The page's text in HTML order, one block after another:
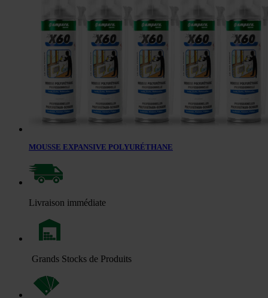
MOUSSE EXPANSIVE POLYURÉTHANE
Livraison immédiate
Grands Stocks de Produits